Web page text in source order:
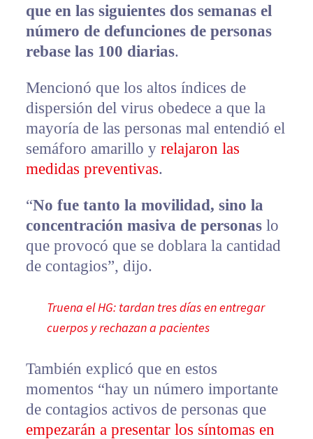
que en las siguientes dos semanas el
número de defunciones de personas
rebase las 100 diarias.
Mencionó que los altos índices de
dispersión del virus obedece a que la
mayoría de las personas mal entendió el
semáforo amarillo y relajaron las
medidas preventivas.
“No fue tanto la movilidad, sino la
concentración masiva de personaslo
que provocó que se doblara la cantidad
de contagios”, dijo.
Truena el HG: tardan tres días en entregar
cuerpos y rechazan a pacientes
También explicó que en estos
momentos “hay un número importante
de contagios activos de personas que
empezarán a presentar los síntomas en